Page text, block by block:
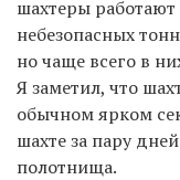
шахтеры
небезопасных
но чаще всего в
Я заметил, что
обычном ярком
шахте за пару
полотнища.